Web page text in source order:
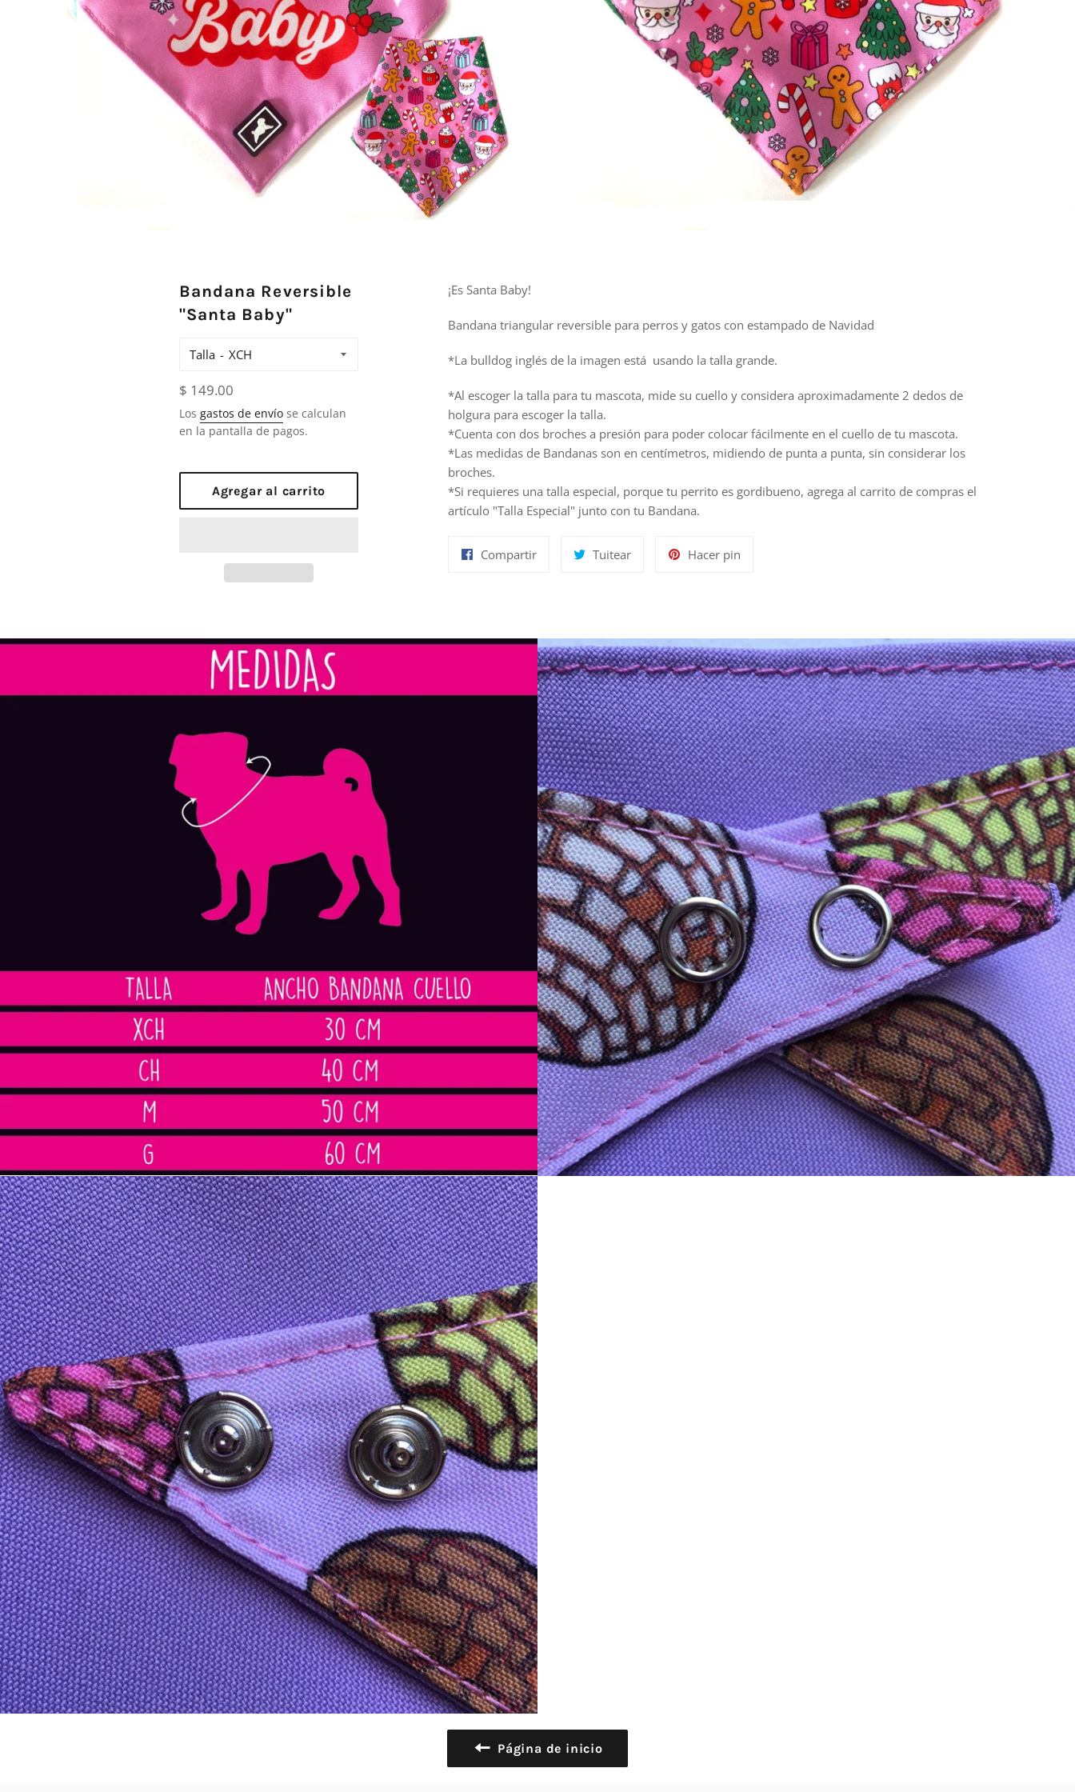
Bandana Reversible
"Santa Baby"
Talla
Precio
habitual
$ 149.00
Los gastos de envío se calculan
en la pantalla de pagos.
Agregar al carrito
¡Es Santa Baby!
Bandana triangular reversible para perros y gatos con estampado de Navidad
*La bulldog inglés de la imagen está usando la talla grande.
*Al escoger la talla para tu mascota, mide su cuello y considera aproximadamente 2 dedos de
holgura para escoger la talla.
*Cuenta con dos broches a presión para poder colocar fácilmente en el cuello de tu mascota.
*Las medidas de Bandanas son en centímetros, midiendo de punta a punta, sin considerar los
broches.
*Si requieres una talla especial, porque tu perrito es gordibueno, agrega al carrito de compras el
artículo "Talla Especial" junto con tu Bandana.
CompartirCompartir TuitearTuitear
Hacer pin
Página de inicio